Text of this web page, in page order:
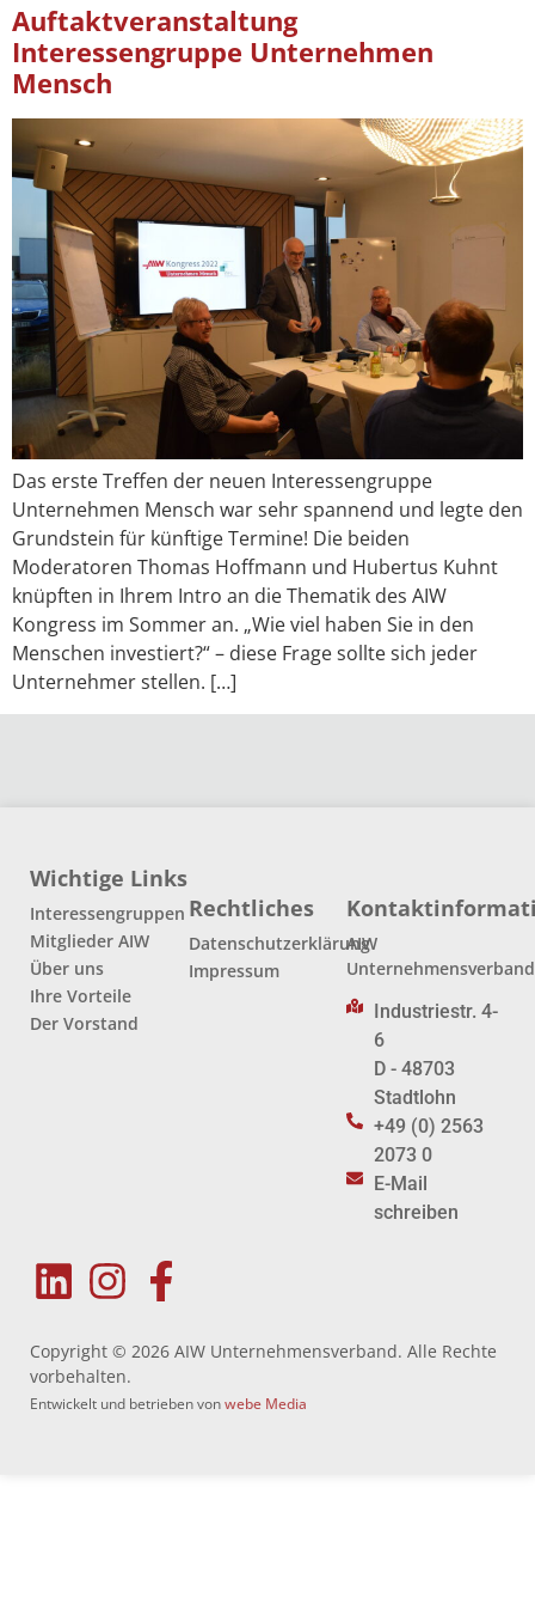
Auftaktveranstaltung
Interessengruppe Unternehmen
Mensch
Das erste Treffen der neuen Interessengruppe
Unternehmen Mensch war sehr spannend und legte den
Grundstein für künftige Termine! Die beiden
Moderatoren Thomas Hoffmann und Hubertus Kuhnt
knüpften in Ihrem Intro an die Thematik des AIW
Kongress im Sommer an. „Wie viel haben Sie in den
Menschen investiert?“ – diese Frage sollte sich jeder
Unternehmer stellen. […]
Wichtige Links
Interessengruppen
Mitglieder AIW
Über uns
Ihre Vorteile
Der Vorstand
Rechtliches
Datenschutzerklärung
Impressum
AIW
Unternehmensverband
Industriestr. 4-
6
D - 48703
Stadtlohn
+49 (0) 2563
2073 0
E-Mail
schreiben
Copyright © 2026 AIW Unternehmensverband. Alle Rechte
vorbehalten.
Entwickelt und betrieben vonwebe Media